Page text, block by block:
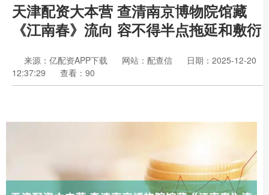
天津配资大本营 查清南京博物院馆藏
《江南春》流向 容不得半点拖延和敷衍
来源：亿配资APP下载 网站：配查信
日期：2025-12-20
12:37:29
查看：90